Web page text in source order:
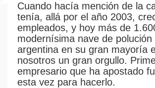
Cuando hacía mención de la
tenía, allá por el año 2003,
empleados, y hoy más de
modernísima nave de
argentina en su gran mayoría
nosotros un gran orgullo.
empresario que ha apostado
esta vez para hacerlo.